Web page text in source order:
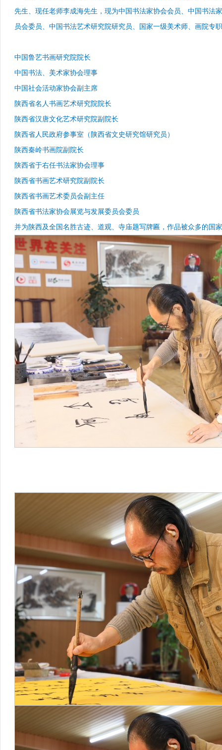
先生、现任老师李成海先生，现为中国书法家协会会员、中国书法
员会委员、中国书法艺术研究院研究员、国家一级美术师、画院专
中国鲁艺书画研究院院长
中国书法、美术家协会理事
中国社会活动家协会副主席
陕西省名人书画艺术研究院院长
陕西省汉唐文化艺术研究院副院长
陕西省人民政府参事室（陕西省文史研究馆研究员）
陕西秦岭书画院副院长
陕西省于右任书法家协会理事
陕西省书画艺术研究院副院长
陕西省书画艺术委员会副主任
陕西省书法家协会展览与发展委员会委员
并为陕西及全国名胜古迹、道观、寺庙题写牌匾，作品被众多的国